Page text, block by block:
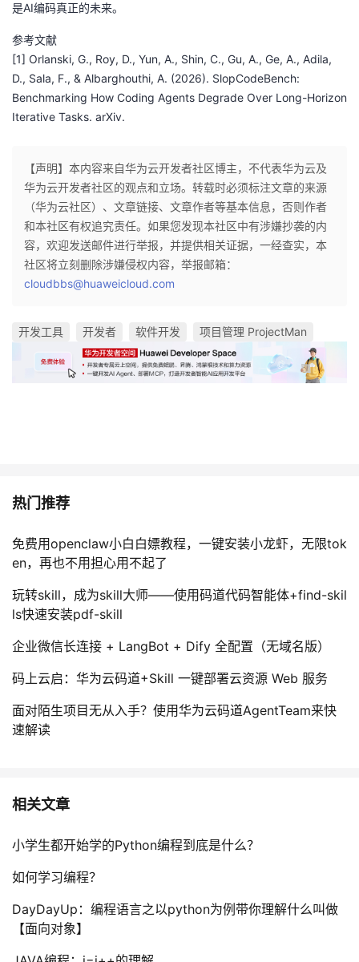
是AI编码真正的未来。
参考文献
[1] Orlanski, G., Roy, D., Yun, A., Shin, C., Gu, A., Ge, A., Adila,
D., Sala, F., & Albarghouthi, A. (2026). SlopCodeBench:
Benchmarking How Coding Agents Degrade Over Long-Horizon
Iterative Tasks. arXiv.
【声明】本内容来自华为云开发者社区博主，不代表华为云及
华为云开发者社区的观点和立场。转载时必须标注文章的来源
（华为云社区）、文章链接、文章作者等基本信息，否则作者
和本社区有权追究责任。如果您发现本社区中有涉嫌抄袭的内
容，欢迎发送邮件进行举报，并提供相关证据，一经查实，本
社区将立刻删除涉嫌侵权内容，举报邮箱：
cloudbbs@huaweicloud.com
开发工具 开发者 软件开发 项目管理 ProjectMan
热门推荐
免费用openclaw小白白嫖教程，一键安装小龙虾，无限tok
en，再也不用担心用不起了
玩转skill，成为skill大师——使用码道代码智能体+find-skil
ls快速安装pdf-skill
企业微信长连接 + LangBot + Dify 全配置（无域名版）
码上云启：华为云码道+Skill 一键部署云资源 Web 服务
面对陌生项目无从入手？使用华为云码道AgentTeam来快
速解读
相关文章
小学生都开始学的Python编程到底是什么？
如何学习编程？
DayDayUp：编程语言之以python为例带你理解什么叫做
【面向对象】